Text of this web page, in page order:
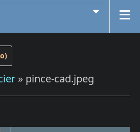
» pince-cad.jpeg